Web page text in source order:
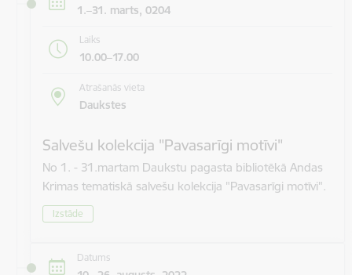
1.–31. marts, 0204
Laiks
10.00–17.00
Atrašanās vieta
Daukstes
Salvešu kolekcija "Pavasarīgi motīvi"
No 1. - 31.martam Daukstu pagasta bibliotēkā Andas
Krimas tematiskā salvešu kolekcija "Pavasarīgi motīvi".
Izstāde
Datums